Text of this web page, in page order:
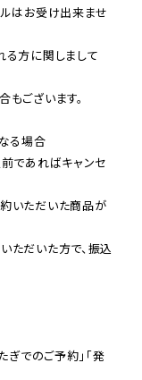
はお受け出来ませ
る方に関しまして
ございます。
る場合
であればキャンセ
いただいた商品が
ただいた方で、振込
ぎでのご予約」「発